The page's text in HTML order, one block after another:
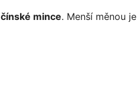
čínské mince. Menší měnou je